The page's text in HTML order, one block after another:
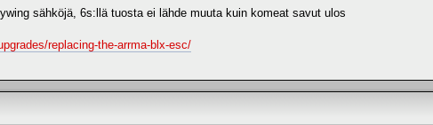
sähköjä, 6s:llä tuosta ei lähde muuta kuin komeat savut ulos
replacing-the-arrma-blx-esc/